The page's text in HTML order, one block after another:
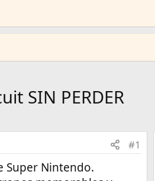
SIN PERDER
#1
Super Nintendo.